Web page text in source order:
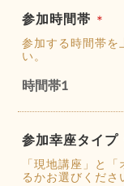
参加時間帯 ＊
参加する時間帯を
い。
時間帯1
参加幸座タイプ
「現地講座」と
るかお選びくださ